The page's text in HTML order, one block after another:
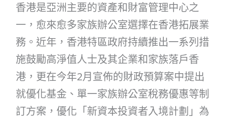
香港是亞洲主要的資產和財富管理中心之
一，愈來愈多家族辦公室選擇在香港拓展業
務。近年，香港特區政府持續推出一系列措
施鼓勵高淨值人士及其企業和家族落戶香
港，更在今年2月宣佈的財政預算案中提出
就優化基金、單一家族辦公室稅務優惠等制
訂方案，優化「新資本投資者入境計劃」為